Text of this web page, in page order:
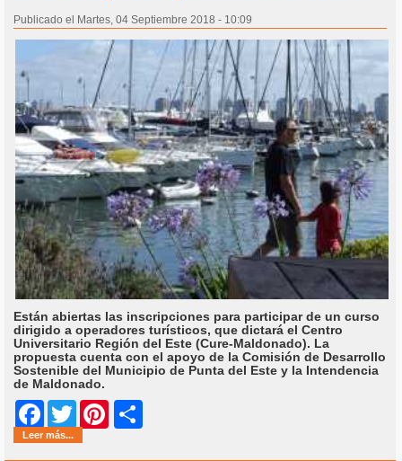
Publicado el Martes, 04 Septiembre 2018 - 10:09
Están abiertas las inscripciones para participar de un curso
dirigido a operadores turísticos, que dictará el Centro
Universitario Región del Este (Cure-Maldonado). La
propuesta cuenta con el apoyo de la Comisión de Desarrollo
Sostenible del Municipio de Punta del Este y la Intendencia
de Maldonado.
Facebook
Twitter Pinterest
Leer más...